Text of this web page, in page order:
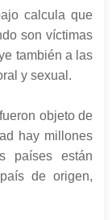
calcula que
son víctimas
también a las
y sexual.
objeto de
hay millones
países están
de origen,